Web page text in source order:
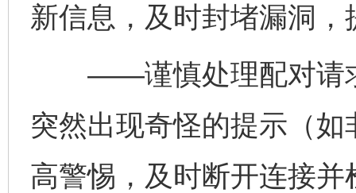
新信息，及时封堵漏洞
——谨慎处理配对请求
突然出现奇怪的提示（
高警惕，及时断开连接并